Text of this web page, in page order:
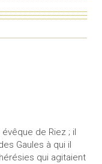
de Riez ; il
Gaules à qui il
qui agitaient